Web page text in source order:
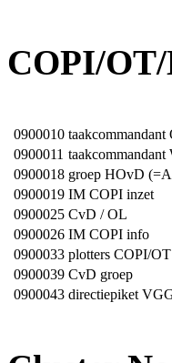
COPI/
0900010 taakcommandant
0900011 taakcommandant
0900018 groep HOvD
0900019 IM COPI inzet
0900025 CvD / OL
0900026 IM COPI info
0900033 plotters COPI/OT
0900039 CvD groep
0900043 directiepiket